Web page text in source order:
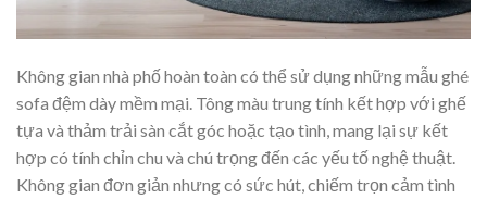
Không gian nhà phố hoàn toàn có thể sử dụng những mẫu ghé
sofa đệm dày mềm mại. Tông màu trung tính kết hợp với ghế
tựa và thảm trải sàn cắt góc hoặc tạo tình, mang lại sự kết
hợp có tính chỉn chu và chú trọng đến các yếu tố nghệ thuật.
Không gian đơn giản nhưng có sức hút, chiếm trọn cảm tình